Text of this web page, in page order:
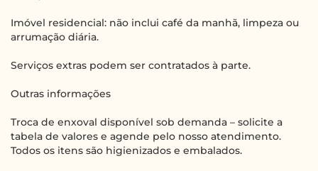
Imóvel residencial: não inclui café da manhã, limpeza ou
arrumação diária.
Serviços extras podem ser contratados à parte.
Outras informações
Troca de enxoval disponível sob demanda – solicite a
tabela de valores e agende pelo nosso atendimento.
Todos os itens são higienizados e embalados.